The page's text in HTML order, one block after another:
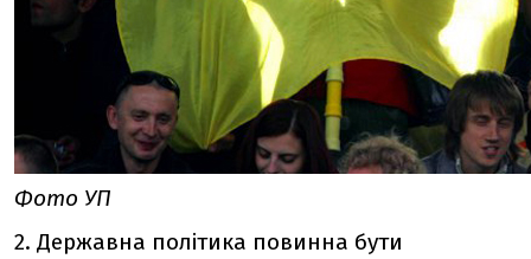
Фото УП
2. Державна політика повинна бути